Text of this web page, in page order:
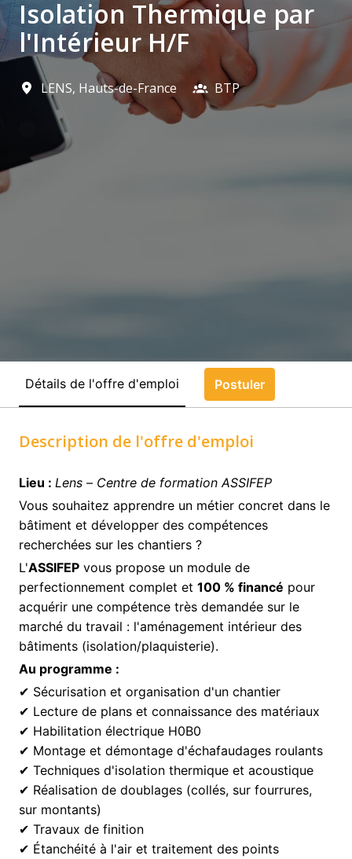
Isolation Thermique par
l'Intérieur H/F
LENS, Hauts-de-France BTP
Détails de l'offre d'emploi Postuler
Description de l'offre d'emploi
Lieu : Lens – Centre de formation ASSIFEP
Vous souhaitez apprendre un métier concret dans le
bâtiment et développer des compétences
recherchées sur les chantiers ?
L'ASSIFEP vous propose un module de
perfectionnement complet et 100 % financé pour
acquérir une compétence très demandée sur le
marché du travail : l'aménagement intérieur des
bâtiments (isolation/plaquisterie).
Au programme :
✔ Sécurisation et organisation d'un chantier
✔ Lecture de plans et connaissance des matériaux
✔ Habilitation électrique H0B0
✔ Montage et démontage d'échafaudages roulants
✔ Techniques d'isolation thermique et acoustique
✔ Réalisation de doublages (collés, sur fourrures,
sur montants)
✔ Travaux de finition
✔ Étanchéité à l'air et traitement des points